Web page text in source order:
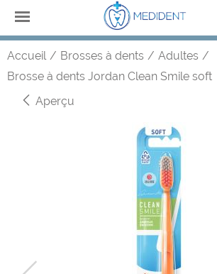
Accueil / Brosses à dents / Adultes /
Brosse à dents Jordan Clean Smile soft
Aperçu